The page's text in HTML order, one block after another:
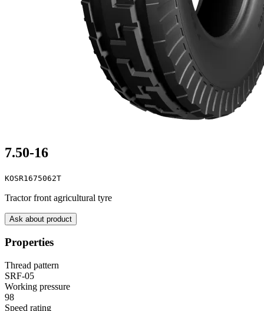
7.50-16
KOSR1675062T
Tractor front agricultural tyre
Ask about product
Properties
Thread pattern
SRF-05
Working pressure
98
Speed rating